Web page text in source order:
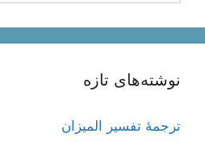
نوشته‌های تازه
ترجمۀ تفسیر المیزان